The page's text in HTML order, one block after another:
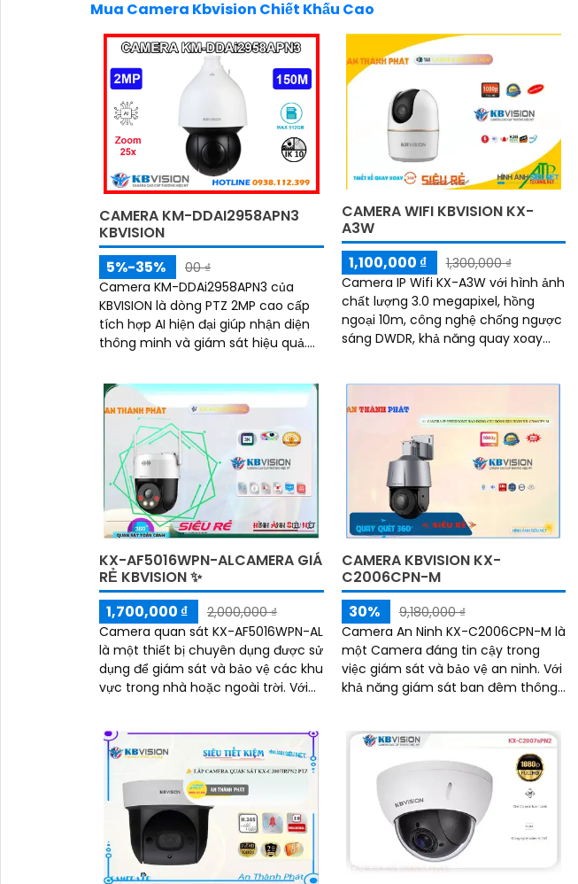
Mua Camera Kbvision Chiết Khấu Cao
CAMERA KM-DDAI2958APN3
KBVISION
5%-35%
00 ₫
Camera KM-DDAi2958APN3 của
KBVISION là dòng PTZ 2MP cao cấp
tích hợp AI hiện đại giúp nhận diện
thông minh và giám sát hiệu quả.
zoom quang 25x và tầm nhìn hồng
ngoại 150m, camera đảm bảo hình
ảnh sắc nét trong mọi điều kiện
CAMERA WIFI KBVISION KX-
A3W
1,100,000 ₫
1,300,000 ₫
Camera IP Wifi KX-A3W với hình ảnh
chất lượng 3.0 megapixel, hồng
ngoại 10m, công nghệ chống ngược
sáng DWDR, khả năng quay xoay
KX-AF5016WPN-ALCAMERA GIÁ
RẺ KBVISION ✨
1,700,000 ₫
2,000,000 ₫
Camera quan sát KX-AF5016WPN-AL
là một thiết bị chuyên dụng được sử
dụng để giám sát và bảo vệ các khu
vực trong nhà hoặc ngoài trời. Với
phép bạn xem hình ảnh rõ nét và
chi tiết
CAMERA KBVISION KX-
C2006CPN-M
30%
9,180,000 ₫
Camera An Ninh KX-C2006CPN-M là
một Camera đáng tin cậy trong
việc giám sát và bảo vệ an ninh. Với
khả năng giám sát ban đêm thông
cho dự án dân dụng